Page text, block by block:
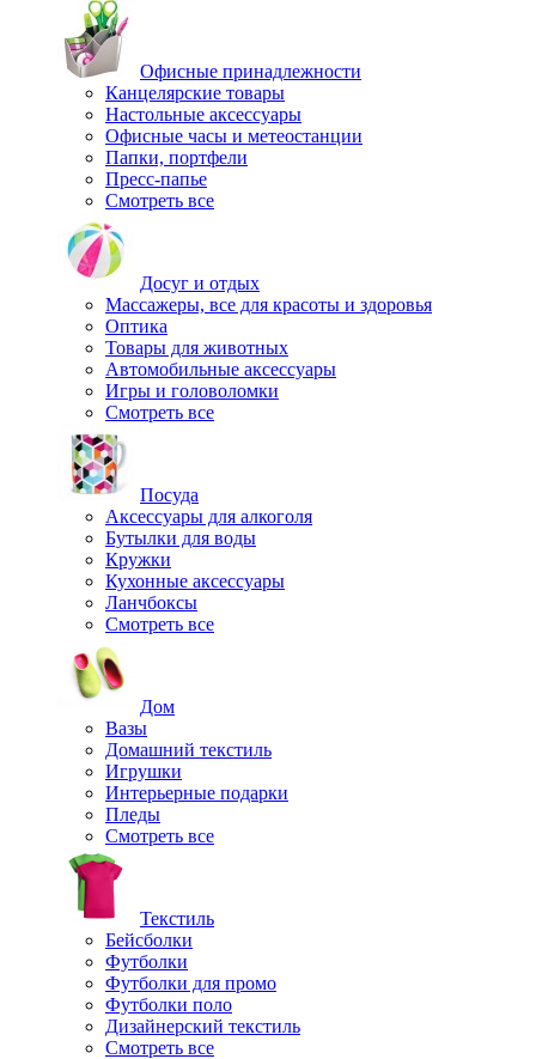
Офисные принадлежности
Канцелярские товары
Настольные аксессуары
Офисные часы и метеостанции
Папки, портфели
Пресс-папье
Смотреть все
Досуг и отдых
Массажеры, все для красоты и здоровья
Оптика
Товары для животных
Автомобильные аксессуары
Игры и головоломки
Смотреть все
Посуда
Аксессуары для алкоголя
Бутылки для воды
Кружки
Кухонные аксессуары
Ланчбоксы
Смотреть все
Дом
Вазы
Домашний текстиль
Игрушки
Интерьерные подарки
Пледы
Смотреть все
Текстиль
Бейсболки
Футболки
Футболки для промо
Футболки поло
Дизайнерский текстиль
Смотреть все